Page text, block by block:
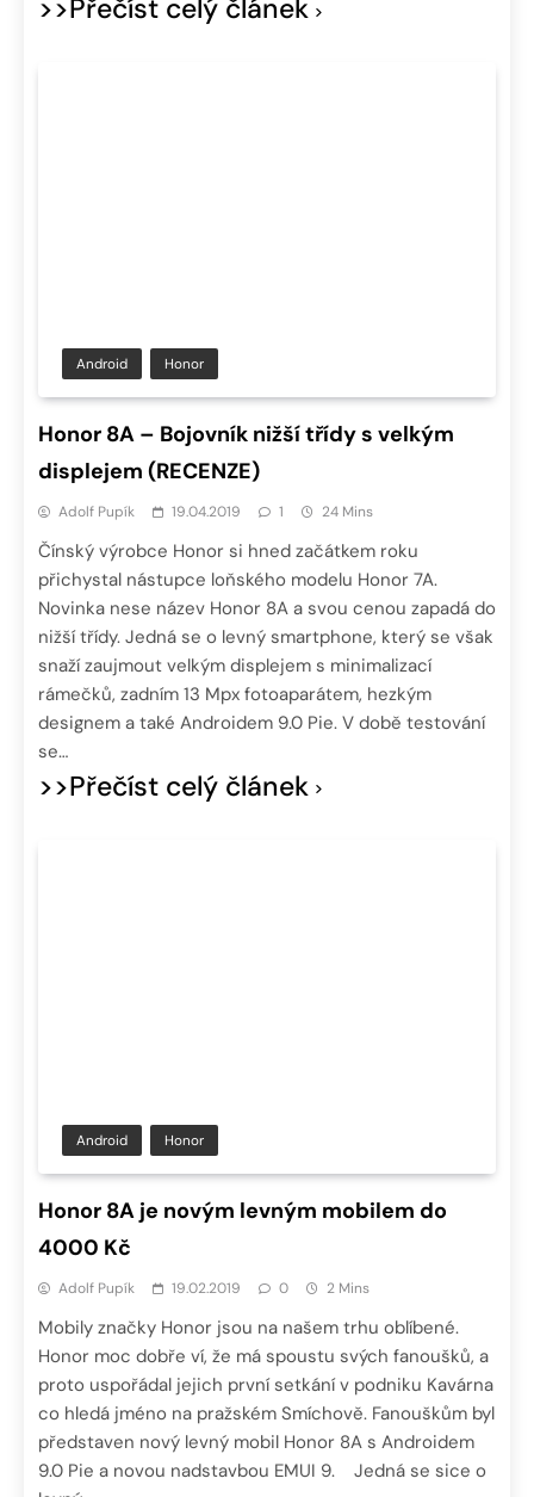
>>Přečíst celý článek
Android Honor
Honor 8A – Bojovník nižší třídy s velkým
displejem (RECENZE)
Adolf Pupík 19.04.2019 1 24 Mins
Čínský výrobce Honor si hned začátkem roku
přichystal nástupce loňského modelu Honor 7A.
Novinka nese název Honor 8A a svou cenou zapadá do
nižší třídy. Jedná se o levný smartphone, který se však
snaží zaujmout velkým displejem s minimalizací
rámečků, zadním 13 Mpx fotoaparátem, hezkým
designem a také Androidem 9.0 Pie. V době testování
se…
>>Přečíst celý článek
Android Honor
Honor 8A je novým levným mobilem do
4000 Kč
Adolf Pupík 19.02.2019 0 2 Mins
Mobily značky Honor jsou na našem trhu oblíbené.
Honor moc dobře ví, že má spoustu svých fanoušků, a
proto uspořádal jejich první setkání v podniku Kavárna
co hledá jméno na pražském Smíchově. Fanouškům byl
představen nový levný mobil Honor 8A s Androidem
9.0 Pie a novou nadstavbou EMUI 9. Jedná se sice o